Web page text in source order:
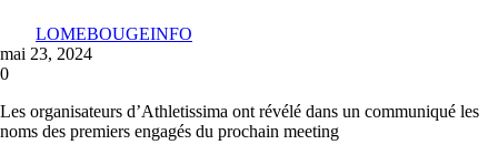
LOMEBOUGEINFO
mai 23, 2024
0
Les organisateurs d’Athletissima ont révélé dans un communiqué les
noms des premiers engagés du prochain meeting